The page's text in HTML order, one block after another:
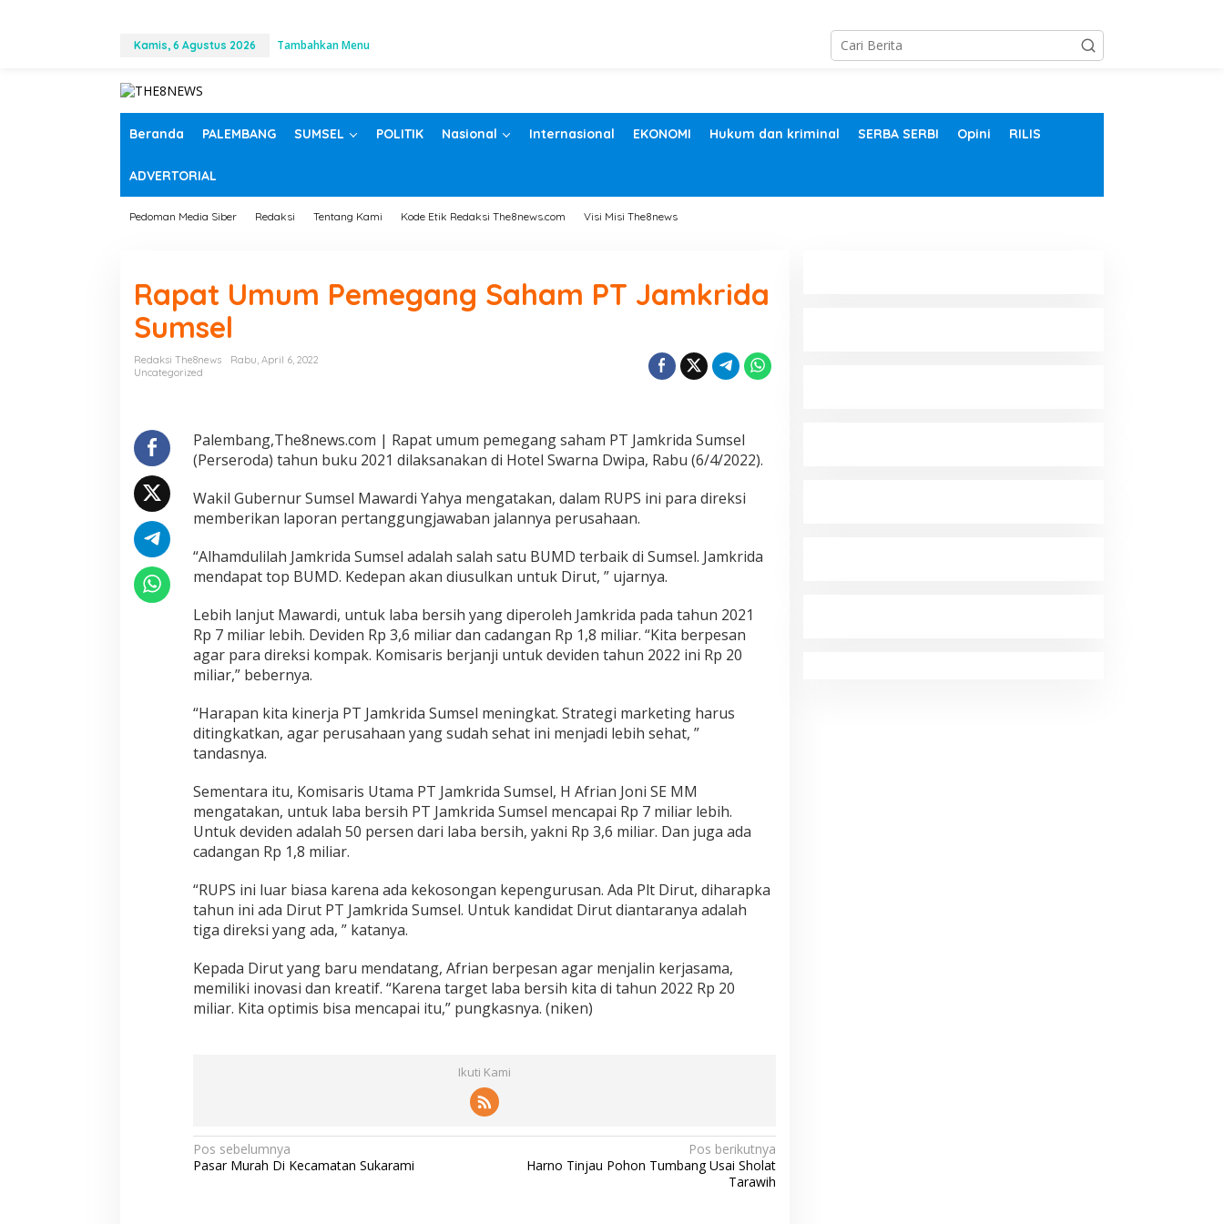
Kamis, 6 Agustus 2026 Tambahkan Menu
Beranda PALEMBANG SUMSEL POLITIK Nasional Internasional EKONOMI Hukum dan kriminal SERBA SERBI Opini RILIS
ADVERTORIAL
Pedoman Media Siber Redaksi Tentang Kami Kode Etik Redaksi The8news.com Visi Misi The8news
Rapat Umum Pemegang Saham PT Jamkrida
Sumsel
Redaksi The8news
Rabu, April 6, 2022
Uncategorized
Palembang,The8news.com | Rapat umum pemegang saham PT Jamkrida Sumsel
(Perseroda) tahun buku 2021 dilaksanakan di Hotel Swarna Dwipa, Rabu (6/4/2022).
Wakil Gubernur Sumsel Mawardi Yahya mengatakan, dalam RUPS ini para direksi
memberikan laporan pertanggungjawaban jalannya perusahaan.
“Alhamdulilah Jamkrida Sumsel adalah salah satu BUMD terbaik di Sumsel. Jamkrida
mendapat top BUMD. Kedepan akan diusulkan untuk Dirut, ” ujarnya.
Lebih lanjut Mawardi, untuk laba bersih yang diperoleh Jamkrida pada tahun 2021
Rp 7 miliar lebih. Deviden Rp 3,6 miliar dan cadangan Rp 1,8 miliar. “Kita berpesan
agar para direksi kompak. Komisaris berjanji untuk deviden tahun 2022 ini Rp 20
miliar,” bebernya.
“Harapan kita kinerja PT Jamkrida Sumsel meningkat. Strategi marketing harus
ditingkatkan, agar perusahaan yang sudah sehat ini menjadi lebih sehat, ”
tandasnya.
Sementara itu, Komisaris Utama PT Jamkrida Sumsel, H Afrian Joni SE MM
mengatakan, untuk laba bersih PT Jamkrida Sumsel mencapai Rp 7 miliar lebih.
Untuk deviden adalah 50 persen dari laba bersih, yakni Rp 3,6 miliar. Dan juga ada
cadangan Rp 1,8 miliar.
“RUPS ini luar biasa karena ada kekosongan kepengurusan. Ada Plt Dirut, diharapka
tahun ini ada Dirut PT Jamkrida Sumsel. Untuk kandidat Dirut diantaranya adalah
tiga direksi yang ada, ” katanya.
Kepada Dirut yang baru mendatang, Afrian berpesan agar menjalin kerjasama,
memiliki inovasi dan kreatif. “Karena target laba bersih kita di tahun 2022 Rp 20
miliar. Kita optimis bisa mencapai itu,” pungkasnya. (niken)
Ikuti Kami
N
a
Pos sebelumnya
Pasar Murah Di Kecamatan Sukarami
Pos berikutnya
Harno Tinjau Pohon Tumbang Usai Sholat
Tarawih